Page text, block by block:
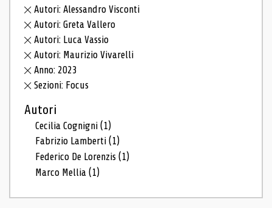
Autori: Alessandro Visconti
Autori: Greta Vallero
Autori: Luca Vassio
Autori: Maurizio Vivarelli
Anno: 2023
Sezioni: Focus
Autori
Cecilia Cognigni(1)
Fabrizio Lamberti(1)
Federico De Lorenzis(1)
Marco Mellia(1)